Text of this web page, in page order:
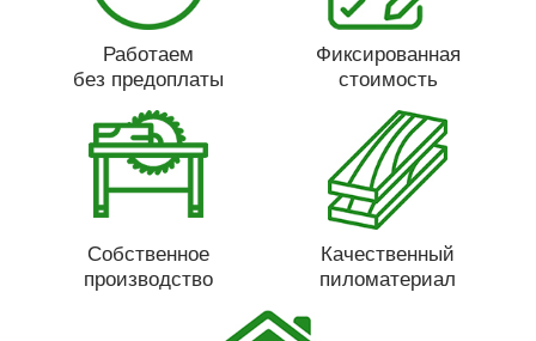
Работаем
без предоплаты
Фиксированная
стоимость
Собственное
производство
Качественный
пиломатериал